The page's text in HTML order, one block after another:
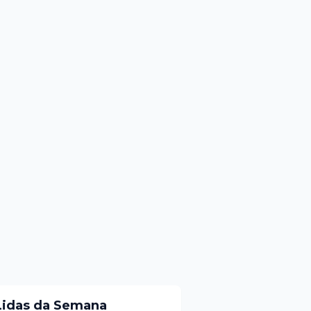
da Semana